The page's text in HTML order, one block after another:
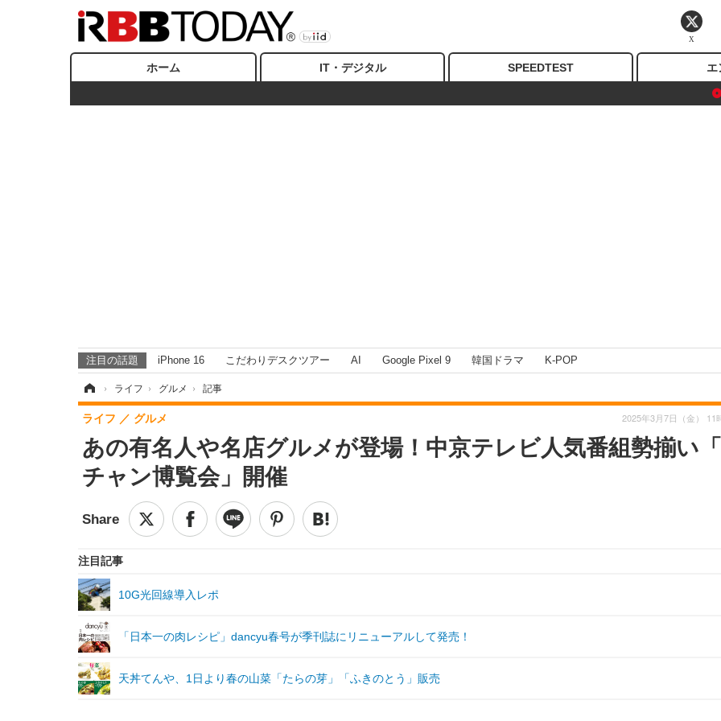
ホーム IT・デジタル SPEEDTEST エ
注目の話題 iPhone 16 こだわりデスクツアー AI Google Pixel 9 韓国ドラマ K-POP
› ライフ › グルメ › 記事
あの有名人や名店グルメが登場！中京テレビ人気番組勢揃い
チャン博覧会」開催
ライフ グルメ 2025年3月7日（金） 11
注目記事
10G光回線導入レポ
「日本一の肉レシピ」dancyu春号が季刊誌にリニューアルして発売！
天丼てんや、1日より春の山菜「たらの芽」「ふきのとう」販売
X